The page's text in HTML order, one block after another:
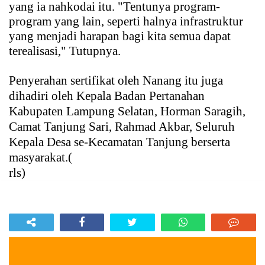
yang ia nahkodai itu. "Tentunya program-
program yang lain, seperti halnya infrastruktur
yang menjadi harapan bagi kita semua dapat
terealisasi," Tutupnya.
Penyerahan sertifikat oleh Nanang itu juga
dihadiri oleh Kepala Badan Pertanahan
Kabupaten Lampung Selatan, Horman Saragih,
Camat Tanjung Sari, Rahmad Akbar, Seluruh
Kepala Desa se-Kecamatan Tanjung berserta
masyarakat.(
rls)